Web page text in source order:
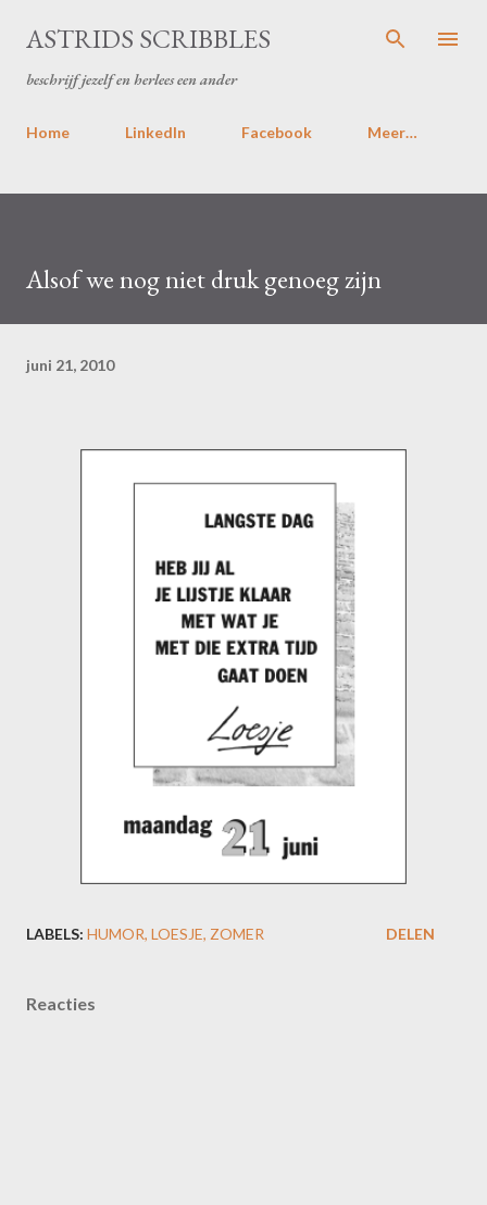
Doorgaan naar hoofdcontent
ASTRIDS SCRIBBLES
beschrijf jezelf en herlees een ander
Home LinkedIn Facebook Meer…
Alsof we nog niet druk genoeg zijn
juni 21, 2010
LABELS: HUMOR LOESJE ZOMER DELEN
Reacties